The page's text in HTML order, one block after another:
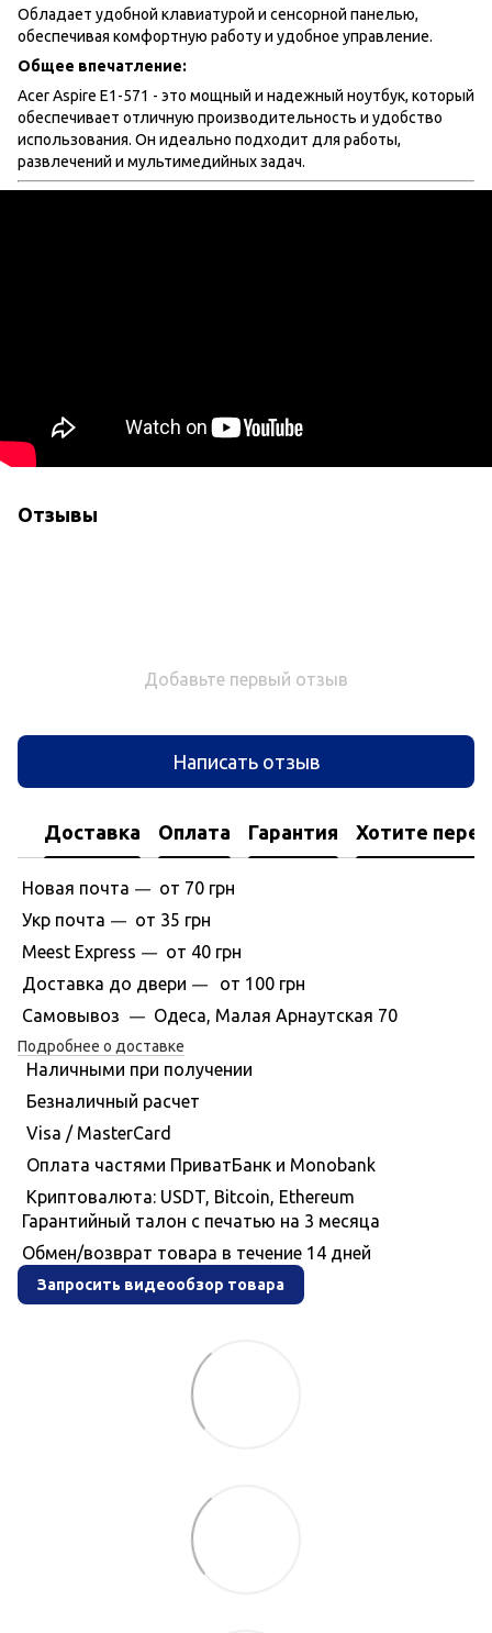
Обладает удобной клавиатурой и сенсорной панелью,
обеспечивая комфортную работу и удобное управление.
Общее впечатление:
Acer Aspire E1-571 - это мощный и надежный ноутбук, который
обеспечивает отличную производительность и удобство
использования. Он идеально подходит для работы,
развлечений и мультимедийных задач.
Отзывы
Добавьте первый отзыв
Написать отзыв
Доставка Оплата Гарантия Хотите
Новая почта —
от 70 грн
Укр почта —
от 35 грн
Meest Express — от 40 грн
Доставка до двери —от 100 грн
Самовывоз
— Одеса, Малая Арнаутская 70
Подробнее о доставке
Наличными при получении
Безналичный расчет
Visa / MasterCard
Оплата частями ПриватБанк и Monobank
Криптовалюта: USDT, Bitcoin, Ethereum
Гарантийный талон с печатью на 3 месяца
Обмен/возврат товара в течение 14 дней
Запросить видеообзор товара